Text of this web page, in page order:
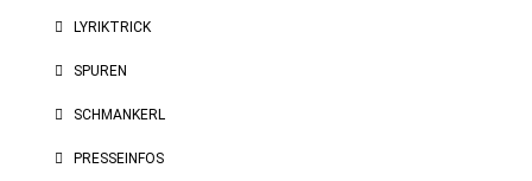
LYRIKTRICK
SPUREN
SCHMANKERL
PRESSEINFOS